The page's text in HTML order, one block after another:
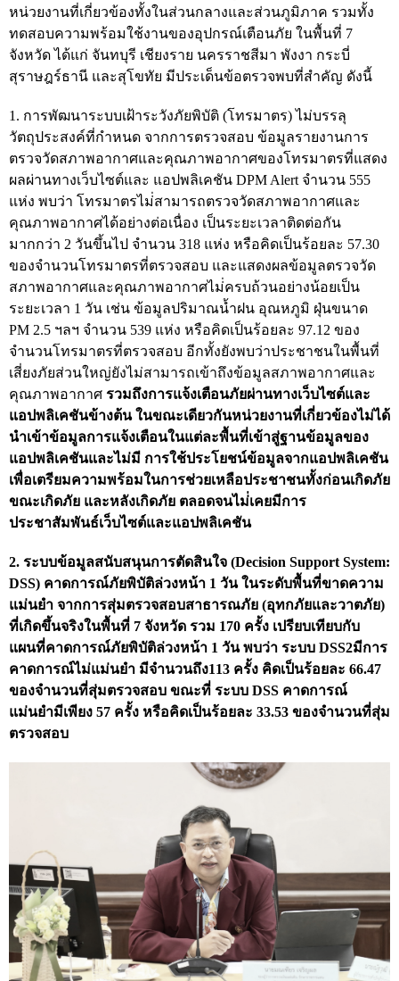
แผนพัฒนาทรัพยากรบุคคล
รายงานการรับทรัพย์สินหรือประโยชน์อื่นใดโดย
ธรรมจรรยา
รายงานของผู้สอบบัญชีและรายงานการเงินของ สตง.
รายงานผลตามนโยบาย No Gift Policy
คลังความรู้
กฎหมายที่เกี่ยวข้อง
แนวทางการปฏิบัติงานตรวจสอบ
บทความ/เอกสารเผยแพร่
ภาพกิจกรรม
อินโฟกราฟิก
ตอบข้อสอบถามของหน่วยรับตรวจ
รู้รักษ์เงินแผ่นดินกับ สตง.
สื่อวีดิทิศน์
วีดิทัศน์เกี่ยวกับ สตง.
สตง.ขอบอก
ตอบข้อสอบถามตามมาตรา 57
รู้จัก สตง. กับน้องออดิต
คำถามที่พบบ่อย
ดาวน์โหลดเอกสาร
คำวินิจฉัยความผิดวินัยการเงินการคลัง
ดาวน์โหลด
หน่วยงานที่เกี่ยวข้องทั้งในส่วนกลางและส่วนภูมิภาค รวมทั้ง
ทดสอบความพร้อมใช้งานของอุปกรณ์เตือนภัย ในพื้นที่ 7
จังหวัด ได้แก่ จันทบุรี เชียงราย นครราชสีมา พังงา กระบี่
สุราษฎร์ธานี และสุโขทัย มีประเด็นข้อตรวจพบที่สำคัญ ดังนี้
1. การพัฒนาระบบเฝ้าระวังภัยพิบัติ (โทรมาตร) ไม่บรรลุ
วัตถุประสงค์ที่กำหนด จากการตรวจสอบ ข้อมูลรายงานการ
ตรวจวัดสภาพอากาศและคุณภาพอากาศของโทรมาตรที่แสดง
ผลผ่านทางเว็บไซต์และ แอปพลิเคชัน DPM Alert จำนวน 555
แห่ง พบว่า โทรมาตรไม่่สามารถตรวจวัดสภาพอากาศและ
คุณภาพอากาศได้อย่างต่อเนื่อง เป็นระยะเวลาติดต่อกัน
มากกว่า 2 วันขึ้นไป จำนวน 318 แห่ง หรือคิดเป็นร้อยละ 57.30
ของจำนวนโทรมาตรที่ตรวจสอบ และแสดงผลข้อมูลตรวจวัด
สภาพอากาศและคุณภาพอากาศไม่่ครบถ้วนอย่างน้อยเป็น
ระยะเวลา 1 วัน เช่น ข้อมูลปริมาณน้ำฝน อุณหภูมิ ฝุ่นขนาด
PM 2.5 ฯลฯ จำนวน 539 แห่ง หรือคิดเป็นร้อยละ 97.12 ของ
จำนวนโทรมาตรที่ตรวจสอบ อีกทั้งยังพบว่าประชาชนในพื้นที่
เสี่ยงภัยส่วนใหญ่ยังไม่สามารถเข้าถึงข้อมูลสภาพอากาศและ
คุณภาพอากาศ รวมถึงการแจ้งเตือนภัยผ่านทางเว็บไซต์และ
แอปพลิเคชันข้างต้น ในขณะเดียวกันหน่วยงานที่เกี่ยวข้องไม่ได้
นำเข้าข้อมูลการแจ้งเตือนในแต่ละพื้นที่เข้าสู่ฐานข้อมูลของ
แอปพลิเคชันและไม่มี การใช้ประโยชน์ข้อมูลจากแอปพลิเคชัน
เพื่อเตรียมความพร้อมในการช่วยเหลือประชาชนทั้งก่อนเกิดภัย
ขณะเกิดภัย และหลังเกิดภัย ตลอดจนไม่่เคยมีการ
ประชาสัมพันธ์เว็บไซต์และแอปพลิเคชัน
2. ระบบข้อมูลสนับสนุนการตัดสินใจ (Decision Support System:
DSS) คาดการณ์ภัยพิบัติล่วงหน้า 1 วัน ในระดับพื้นที่ขาดความ
แม่นยำ จากการสุ่มตรวจสอบสาธารณภัย (อุทกภัยและวาตภัย)
ที่เกิดขึ้นจริงในพื้นที่ 7 จังหวัด รวม 170 ครั้ง เปรียบเทียบกับ
แผนที่คาดการณ์ภัยพิบัติล่วงหน้า 1 วัน พบว่า ระบบ DSS2มีการ
คาดการณ์ไม่แม่นยำ มีจำนวนถึง113 ครั้ง คิดเป็นร้อยละ 66.47
ของจำนวนที่สุ่มตรวจสอบ ขณะที่ ระบบ DSS คาดการณ์
แม่นยำมีเพียง 57 ครั้ง หรือคิดเป็นร้อยละ 33.53 ของจำนวนที่สุ่ม
ตรวจสอบ